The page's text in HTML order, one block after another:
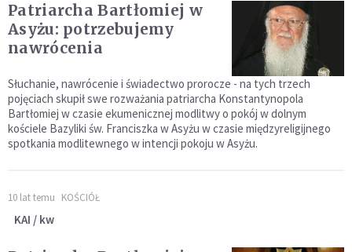
Patriarcha Bartłomiej w
Asyżu: potrzebujemy
nawrócenia
Słuchanie, nawrócenie i świadectwo prorocze - na tych trzech
pojęciach skupił swe rozważania patriarcha Konstantynopola
Bartłomiej w czasie ekumenicznej modlitwy o pokój w dolnym
kościele Bazyliki św. Franciszka w Asyżu w czasie międzyreligijnego
spotkania modlitewnego w intencji pokoju w Asyżu.
10 lat temu KOŚCIÓŁ
KAI / kw